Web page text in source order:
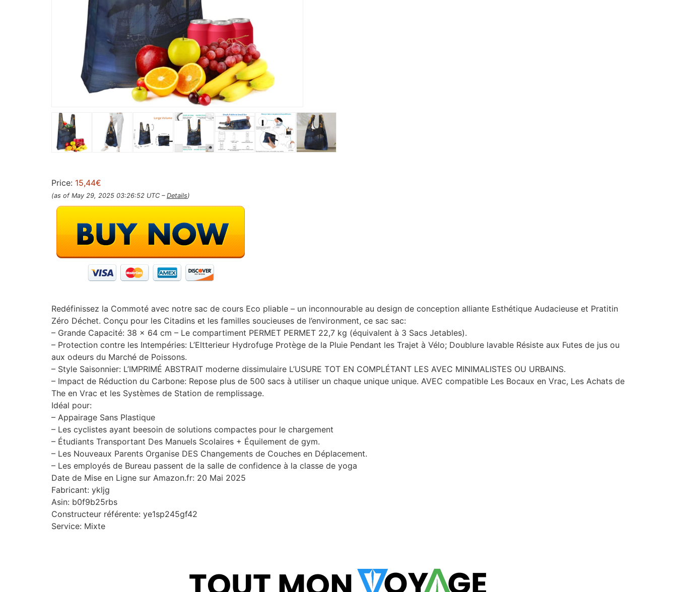
Price: 15,44€
(as of May 29, 2025 03:26:52 UTC – Details)
Redéfinissez la Commoté ​​avec notre sac de cours Eco pliable – un inconnourable au design de conception alliante Esthétique Audacieuse et Pratitin
Zéro Déchet. Conçu pour les Citadins et les familles soucieuses de l’environment, ce sac sac:
– Grande Capacité: 38 x 64 cm – Le compartiment PERMET PERMET 22,7 kg (équivalent à 3 Sacs Jetables).
– Protection contre les Intempéries: L’Eltterieur Hydrofuge Protège de la Pluie Pendant les Trajet à Vélo; Doublure lavable Résiste aux Futes de jus ou
aux odeurs du Marché de Poissons.
– Style Saisonnier: L’IMPRIMÉ ABSTRAIT moderne dissimulaire L’USURE TOT EN COMPLÉTANT LES AVEC MINIMALISTES OU URBAINS.
– Impact de Réduction du Carbone: Repose plus de 500 sacs à utiliser un chaque unique unique. AVEC compatible Les Bocaux en Vrac, Les Achats de
The en Vrac et les Systèmes de Station de remplissage.
Idéal pour:
– Appairage Sans Plastique
– Les cyclistes ayant beesoin de solutions compactes pour le chargement
– Étudiants Transportant Des Manuels Scolaires + Équilement de gym.
– Les Nouveaux Parents Organise DES Changements de Couches en Déplacement.
– Les employés de Bureau passent de la salle de confidence à la classe de yoga
Date de Mise en Ligne sur Amazon.fr: 20 Mai 2025
Fabricant: ykljg
Asin: b0f9b25rbs
Constructeur référente: ye1sp245gf42
Service: Mixte